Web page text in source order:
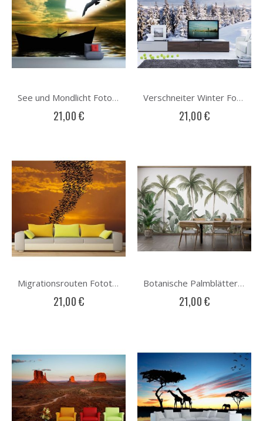
See und Mondlicht Fototapete
21,00 €
Verschneiter Winter Fototapete
21,00 €
Migrationsrouten Fototapete
21,00 €
Botanische Palmblätter Fototapete
21,00 €